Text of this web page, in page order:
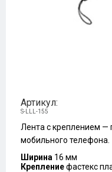
Артикул:
S-LLL-155
Лента с креплением —
мобильного телефона.
Ширина 16 мм
Креплениефастекс